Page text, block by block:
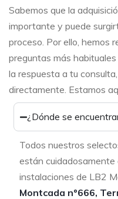
Sabemos que la
importante y puede
proceso. Por ello, hemos
preguntas más
la respuesta a tu
directamente. Estamos
¿Dónde se
Todos nuestros
están cuidadosamente
instalaciones de LB2
Montcada nº666,